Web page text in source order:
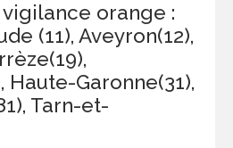
vigilance orange :
(11), Aveyron(12),
Haute-Garonne(31),
Tarn-et-